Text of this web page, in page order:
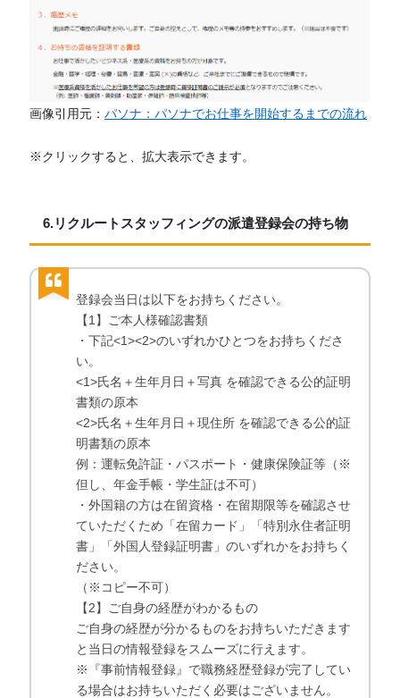
画像引用元： パソナ：パソナでお仕事を開始するまでの流れ
※クリックすると、拡大表示できます。
6.リクルートスタッフィングの派遣登録会の持ち物
登録会当日は以下をお持ちください。
【1】ご本人様確認書類
・下記<1><2>のいずれかひとつをお持ちくださ
い。
<1>氏名＋生年月日＋写真 を確認できる公的証明
書類の原本
<2>氏名＋生年月日＋現住所 を確認できる公的証
明書類の原本
例：運転免許証・パスポート・健康保険証等（※
但し、年金手帳・学生証は不可）
・外国籍の方は在留資格・在留期限等を確認させ
ていただくため「在留カード」「特別永住者証明
書」「外国人登録証明書」のいずれかをお持ちく
ださい。
（※コピー不可）
【2】ご自身の経歴がわかるもの
ご自身の経歴が分かるものをお持ちいただきます
と当日の情報登録をスムーズに行えます。
※『事前情報登録』で職務経歴登録が完了してい
る場合はお持ちいただく必要はございません。